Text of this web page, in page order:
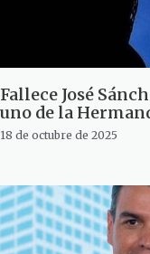
Fallece José
uno de la
18 de octubre de 2025